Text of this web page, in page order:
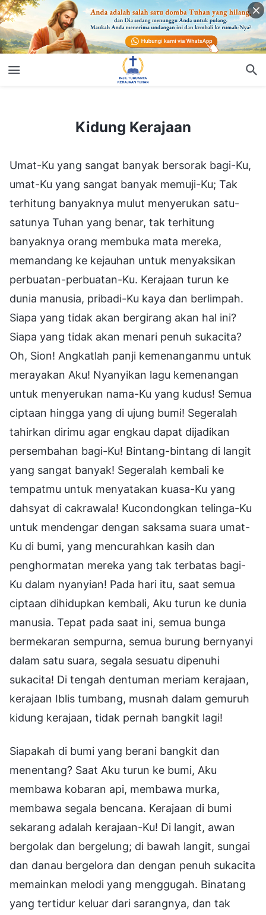
Kidung Kerajaan
Umat-Ku yang sangat banyak bersorak bagi-Ku,
umat-Ku yang sangat banyak memuji-Ku; Tak
terhitung banyaknya mulut menyerukan satu-
satunya Tuhan yang benar, tak terhitung
banyaknya orang membuka mata mereka,
memandang ke kejauhan untuk menyaksikan
perbuatan-perbuatan-Ku. Kerajaan turun ke
dunia manusia, pribadi-Ku kaya dan berlimpah.
Siapa yang tidak akan bergirang akan hal ini?
Siapa yang tidak akan menari penuh sukacita?
Oh, Sion! Angkatlah panji kemenanganmu untuk
merayakan Aku! Nyanyikan lagu kemenangan
untuk menyerukan nama-Ku yang kudus! Semua
ciptaan hingga yang di ujung bumi! Segeralah
tahirkan dirimu agar engkau dapat dijadikan
persembahan bagi-Ku! Bintang-bintang di langit
yang sangat banyak! Segeralah kembali ke
tempatmu untuk menyatakan kuasa-Ku yang
dahsyat di cakrawala! Kucondongkan telinga-Ku
untuk mendengar dengan saksama suara umat-
Ku di bumi, yang mencurahkan kasih dan
penghormatan mereka yang tak terbatas bagi-
Ku dalam nyanyian! Pada hari itu, saat semua
ciptaan dihidupkan kembali, Aku turun ke dunia
manusia. Tepat pada saat ini, semua bunga
bermekaran sempurna, semua burung bernyanyi
dalam satu suara, segala sesuatu dipenuhi
sukacita! Di tengah dentuman meriam kerajaan,
kerajaan Iblis tumbang, musnah dalam gemuruh
kidung kerajaan, tidak pernah bangkit lagi!
Siapakah di bumi yang berani bangkit dan
menentang? Saat Aku turun ke bumi, Aku
membawa kobaran api, membawa murka,
membawa segala bencana. Kerajaan di bumi
sekarang adalah kerajaan-Ku! Di langit, awan
bergolak dan bergelung; di bawah langit, sungai
dan danau bergelora dan dengan penuh sukacita
memainkan melodi yang menggugah. Binatang
yang tertidur keluar dari sarangnya, dan tak